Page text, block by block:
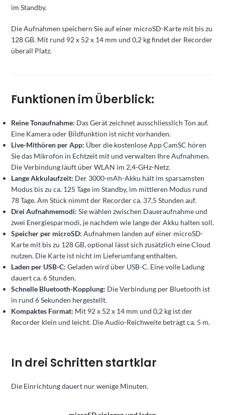
im Standby.
Die Aufnahmen speichern Sie auf einer microSD-Karte mit bis zu
128 GB. Mit rund 92 x 52 x 14 mm und 0,2 kg findet der Recorder
überall Platz.
Funktionen im Überblick:
Reine Tonaufnahme: Das Gerät zeichnet ausschliesslich Ton auf.
Eine Kamera oder Bildfunktion ist nicht vorhanden.
Live-Mithören per App: Über die kostenlose App CamSC hören
Sie das Mikrofon in Echtzeit mit und verwalten Ihre Aufnahmen.
Die Verbindung läuft über WLAN im 2,4-GHz-Netz.
Lange Akkulaufzeit: Der 3000-mAh-Akku hält im sparsamsten
Modus bis zu ca. 125 Tage im Standby, im mittleren Modus rund
78 Tage. Am Stück nimmt der Recorder ca. 37,5 Stunden auf.
Drei Aufnahmemodi: Sie wählen zwischen Daueraufnahme und
zwei Energiesparmodi, je nachdem wie lange der Akku halten soll.
Speicher per microSD: Aufnahmen landen auf einer microSD-
Karte mit bis zu 128 GB, optional lässt sich zusätzlich eine Cloud
nutzen. Die Karte ist nicht im Lieferumfang enthalten.
Laden per USB-C: Geladen wird über USB-C. Eine volle Ladung
dauert ca. 6 Stunden.
Schnelle Bluetooth-Kopplung: Die Verbindung per Bluetooth ist
in rund 6 Sekunden hergestellt.
Kompaktes Format: Mit 92 x 52 x 14 mm und 0,2 kg ist der
Recorder klein und leicht. Die Audio-Reichweite beträgt ca. 5 m.
In drei Schritten startklar
Die Einrichtung dauert nur wenige Minuten.